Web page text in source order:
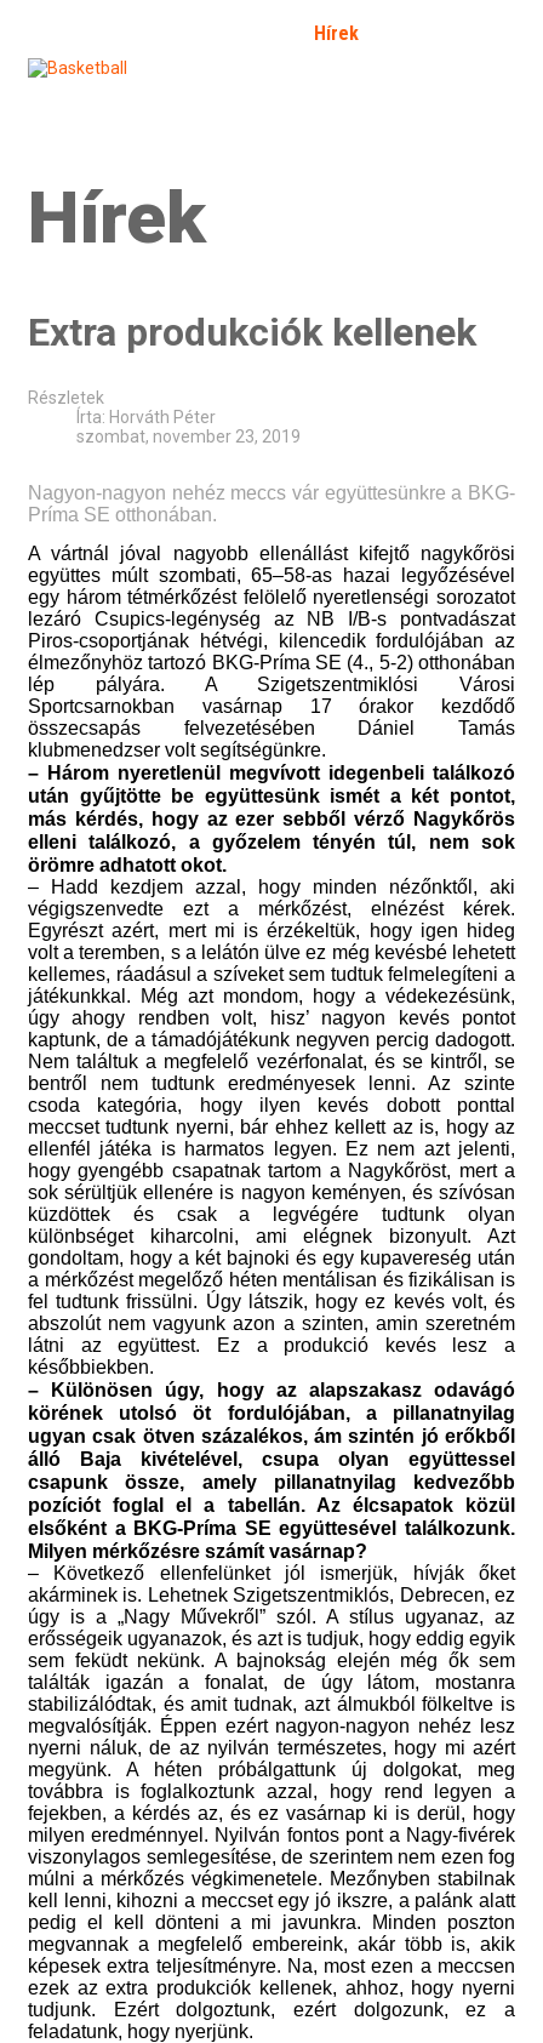
Hírek
Hírek
Extra produkciók kellenek
Részletek
Írta: Horváth Péter
szombat, november 23, 2019
Nagyon-nagyon nehéz meccs vár együttesünkre a BKG-
Príma SE otthonában.
A vártnál jóval nagyobb ellenállást kifejtő nagykőrösi
együttes múlt szombati, 65–58-as hazai legyőzésével
egy három tétmérkőzést felölelő nyeretlenségi sorozatot
lezáró Csupics-legénység az NB I/B-s pontvadászat
Piros-csoportjának hétvégi, kilencedik fordulójában az
élmezőnyhöz tartozó BKG-Príma SE (4., 5-2) otthonában
lép pályára. A Szigetszentmiklósi Városi
Sportcsarnokban vasárnap 17 órakor kezdődő
összecsapás felvezetésében Dániel Tamás
klubmenedzser volt segítségünkre.
– Három nyeretlenül megvívott idegenbeli találkozó
után gyűjtötte be együttesünk ismét a két pontot,
más kérdés, hogy az ezer sebből vérző Nagykőrös
elleni találkozó, a győzelem tényén túl, nem sok
örömre adhatott okot.
– Hadd kezdjem azzal, hogy minden nézőnktől, aki
végigszenvedte ezt a mérkőzést, elnézést kérek.
Egyrészt azért, mert mi is érzékeltük, hogy igen hideg
volt a teremben, s a lelátón ülve ez még kevésbé lehetett
kellemes, ráadásul a szíveket sem tudtuk felmelegíteni a
játékunkkal. Még azt mondom, hogy a védekezésünk,
úgy ahogy rendben volt, hisz’ nagyon kevés pontot
kaptunk, de a támadójátékunk negyven percig dadogott.
Nem találtuk a megfelelő vezérfonalat, és se kintről, se
bentről nem tudtunk eredményesek lenni. Az szinte
csoda kategória, hogy ilyen kevés dobott ponttal
meccset tudtunk nyerni, bár ehhez kellett az is, hogy az
ellenfél játéka is harmatos legyen. Ez nem azt jelenti,
hogy gyengébb csapatnak tartom a Nagykőröst, mert a
sok sérültjük ellenére is nagyon keményen, és szívósan
küzdöttek és csak a legvégére tudtunk olyan
különbséget kiharcolni, ami elégnek bizonyult. Azt
gondoltam, hogy a két bajnoki és egy kupavereség után
a mérkőzést megelőző héten mentálisan és fizikálisan is
fel tudtunk frissülni. Úgy látszik, hogy ez kevés volt, és
abszolút nem vagyunk azon a szinten, amin szeretném
látni az együttest. Ez a produkció kevés lesz a
későbbiekben.
– Különösen úgy, hogy az alapszakasz odavágó
körének utolsó öt fordulójában, a pillanatnyilag
ugyan csak ötven százalékos, ám szintén jó erőkből
álló Baja kivételével, csupa olyan együttessel
csapunk össze, amely pillanatnyilag kedvezőbb
pozíciót foglal el a tabellán. Az élcsapatok közül
elsőként a BKG-Príma SE együttesével találkozunk.
Milyen mérkőzésre számít vasárnap?
– Következő ellenfelünket jól ismerjük, hívják őket
akárminek is. Lehetnek Szigetszentmiklós, Debrecen, ez
úgy is a „Nagy Művekről” szól. A stílus ugyanaz, az
erősségeik ugyanazok, és azt is tudjuk, hogy eddig egyik
sem feküdt nekünk. A bajnokság elején még ők sem
találták igazán a fonalat, de úgy látom, mostanra
stabilizálódtak, és amit tudnak, azt álmukból fölkeltve is
megvalósítják. Éppen ezért nagyon-nagyon nehéz lesz
nyerni náluk, de az nyilván természetes, hogy mi azért
megyünk. A héten próbálgattunk új dolgokat, meg
továbbra is foglalkoztunk azzal, hogy rend legyen a
fejekben, a kérdés az, és ez vasárnap ki is derül, hogy
milyen eredménnyel. Nyilván fontos pont a Nagy-fivérek
viszonylagos semlegesítése, de szerintem nem ezen fog
múlni a mérkőzés végkimenetele. Mezőnyben stabilnak
kell lenni, kihozni a meccset egy jó ikszre, a palánk alatt
pedig el kell dönteni a mi javunkra. Minden poszton
megvannak a megfelelő embereink, akár több is, akik
képesek extra teljesítményre. Na, most ezen a meccsen
ezek az extra produkciók kellenek, ahhoz, hogy nyerni
tudjunk. Ezért dolgoztunk, ezért dolgozunk, ez a
feladatunk, hogy nyerjünk.